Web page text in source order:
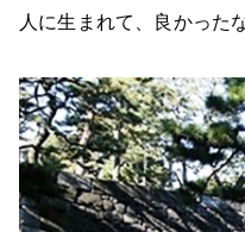
人に生まれて、良かった